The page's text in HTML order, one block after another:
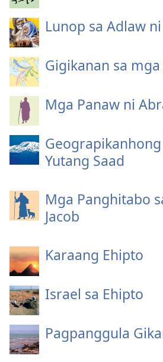
Lunop sa Adlaw
Gigikanan sa
Mga Panaw ni
Yutang Saad
Mga Panghitabo
Jacob
Karaang Ehipto
Israel sa Ehipto
Pagpanggula